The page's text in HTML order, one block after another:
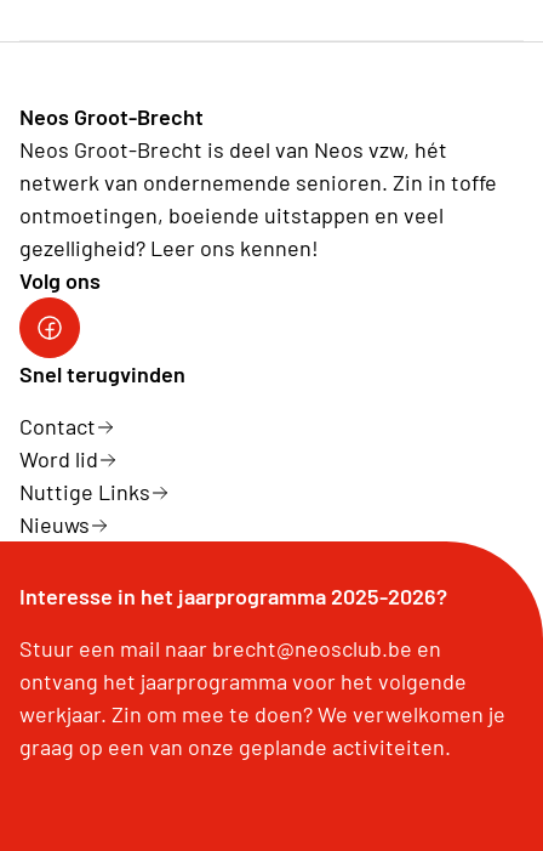
Neos Groot-Brecht
Neos Groot-Brecht is deel van Neos vzw, hét
netwerk van ondernemende senioren. Zin in toffe
ontmoetingen, boeiende uitstappen en veel
gezelligheid? Leer ons kennen!
Volg ons
Facebook Neos Groot Brecht
Snel terugvinden
Contact
Word lid
Nuttige Links
Nieuws
Interesse in het jaarprogramma 2025-2026?
Stuur een mail naar brecht@neosclub.be en
ontvang het jaarprogramma voor het volgende
werkjaar. Zin om mee te doen? We verwelkomen je
graag op een van onze geplande activiteiten.